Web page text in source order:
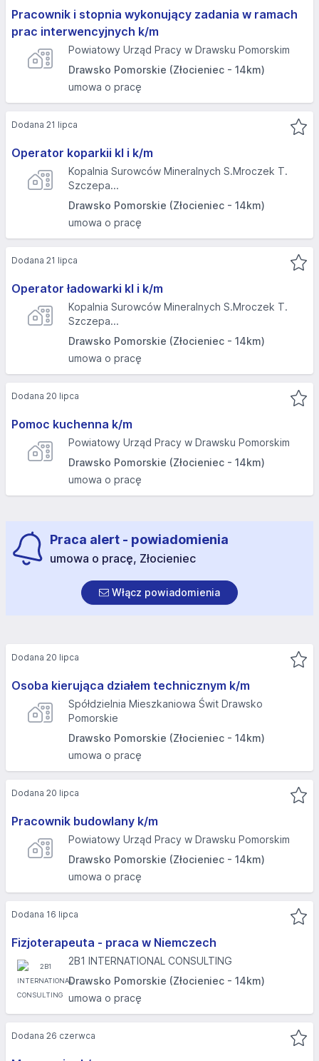
Pracownik i stopnia wykonujący zadania w ramach
prac interwencyjnych k/m
Powiatowy Urząd Pracy w Drawsku Pomorskim
Drawsko Pomorskie (Złocieniec - 14km)
umowa o pracę
Operator koparkii kl i k/m
Kopalnia Surowców Mineralnych S.Mroczek T.
Szczepa...
Drawsko Pomorskie (Złocieniec - 14km)
umowa o pracę
Dodana 21 lipca
Operator ładowarki kl i k/m
Kopalnia Surowców Mineralnych S.Mroczek T.
Szczepa...
Drawsko Pomorskie (Złocieniec - 14km)
umowa o pracę
Dodana 21 lipca
Pomoc kuchenna k/m
Powiatowy Urząd Pracy w Drawsku Pomorskim
Drawsko Pomorskie (Złocieniec - 14km)
umowa o pracę
Dodana 20 lipca
Praca alert - powiadomienia
umowa o pracę, Złocieniec
Włącz powiadomienia
Osoba kierująca działem technicznym k/m
Spółdzielnia Mieszkaniowa Świt Drawsko
Pomorskie
Drawsko Pomorskie (Złocieniec - 14km)
umowa o pracę
Dodana 20 lipca
Pracownik budowlany k/m
Powiatowy Urząd Pracy w Drawsku Pomorskim
Drawsko Pomorskie (Złocieniec - 14km)
umowa o pracę
Dodana 20 lipca
Fizjoterapeuta - praca w Niemczech
2B1 INTERNATIONAL CONSULTING
Drawsko Pomorskie (Złocieniec - 14km)
umowa o pracę
Dodana 16 lipca
Dodana 26 czerwca